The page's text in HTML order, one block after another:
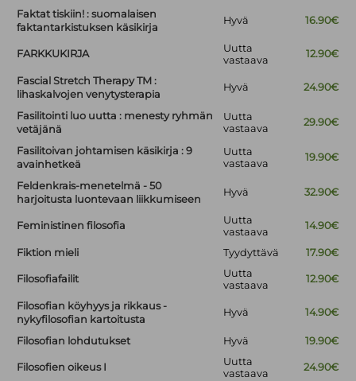
Faktat tiskiin! : suomalaisen
faktantarkistuksen käsikirja
Hyvä 16.90€
FARKKUKIRJA
Uutta
vastaava
12.90€
Fascial Stretch Therapy TM :
lihaskalvojen venytysterapia
Hyvä 24.90€
Fasilitointi luo uutta : menesty ryhmän
vetäjänä
Uutta
vastaava
29.90€
Fasilitoivan johtamisen käsikirja : 9
avainhetkeä
Uutta
vastaava
19.90€
Feldenkrais-menetelmä - 50
harjoitusta luontevaan liikkumiseen
Hyvä 32.90€
Feministinen filosofia
Uutta
vastaava
14.90€
Fiktion mieli Tyydyttävä 17.90€
Filosofiafailit
Uutta
vastaava
12.90€
Filosofian köyhyys ja rikkaus -
nykyfilosofian kartoitusta
Hyvä 14.90€
Filosofian lohdutukset Hyvä 19.90€
Filosofien oikeus I
Uutta
vastaava
24.90€